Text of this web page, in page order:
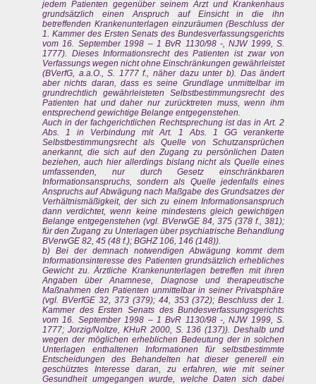
jedem Patienten gegenüber seinem Arzt und Krankenhaus
grundsätzlich einen Anspruch auf Einsicht in die ihn
betreffenden Krankenunterlagen einzuräumen (Beschluss der
1. Kammer des Ersten Senats des Bundesverfassungsgerichts
vom 16. September 1998 – 1 BvR 1130/98 -, NJW 1999, S.
1777). Dieses Informationsrecht des Patienten ist zwar von
Verfassungs wegen nicht ohne Einschränkungen gewährleistet
(BVerfG, a.a.O., S. 1777 f., näher dazu unter b). Das ändert
aber nichts daran, dass es seine Grundlage unmittelbar im
grundrechtlich gewährleisteten Selbstbestimmungsrecht des
Patienten hat und daher nur zurücktreten muss, wenn ihm
entsprechend gewichtige Belange entgegenstehen.
Auch in der fachgerichtlichen Rechtsprechung ist das in Art. 2
Abs. 1 in Verbindung mit Art. 1 Abs. 1 GG verankerte
Selbstbestimmungsrecht als Quelle von Schutzansprüchen
anerkannt, die sich auf den Zugang zu persönlichen Daten
beziehen, auch hier allerdings bislang nicht als Quelle eines
umfassenden, nur durch Gesetz einschränkbaren
Informationsanspruchs, sondern als Quelle jedenfalls eines
Anspruchs auf Abwägung nach Maßgabe des Grundsatzes der
Verhältnismäßigkeit, der sich zu einem Informationsanspruch
dann verdichtet, wenn keine mindestens gleich gewichtigen
Belange entgegenstehen (vgl. BVerwGE 84, 375 (378 f., 381);
für den Zugang zu Unterlagen über psychiatrische Behandlung
BVerwGE 82, 45 (48 f.); BGHZ 106, 146 (148)).
b) Bei der demnach notwendigen Abwägung kommt dem
Informationsinteresse des Patienten grundsätzlich erhebliches
Gewicht zu. Ärztliche Krankenunterlagen betreffen mit ihren
Angaben über Anamnese, Diagnose und therapeutische
Maßnahmen den Patienten unmittelbar in seiner Privatsphäre
(vgl. BVerfGE 32, 373 (379); 44, 353 (372); Beschluss der 1.
Kammer des Ersten Senats des Bundesverfassungsgerichts
vom 16. September 1998 – 1 BvR 1130/98 -, NJW 1999, S.
1777; Jorzig/Noltze, KHuR 2000, S. 136 (137)). Deshalb und
wegen der möglichen erheblichen Bedeutung der in solchen
Unterlagen enthaltenen Informationen für selbstbestimmte
Entscheidungen des Behandelten hat dieser generell ein
geschütztes Interesse daran, zu erfahren, wie mit seiner
Gesundheit umgegangen wurde, welche Daten sich dabei